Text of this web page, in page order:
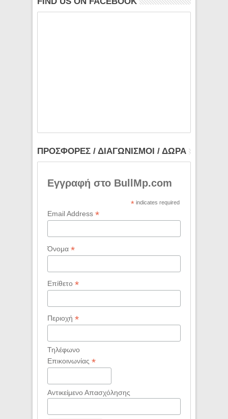
ΠΡΟΣΦΟΡΕΣ / ΔΙΑΓΩΝΙΣΜΟΙ / ΔΩΡΑ
Εγγραφή στο BullMp.com
*indicates required
Email Address *
Όνομα *
Επίθετο *
Περιοχή *
Τηλέφωνο
Επικοινωνίας *
Αντικείμενο Απασχόλησης